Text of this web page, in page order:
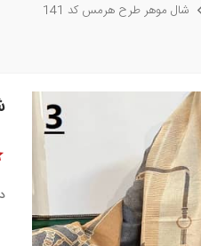
شال موهر طرح هرمس کد 141